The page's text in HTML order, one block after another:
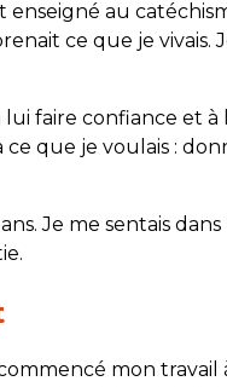
enseigné au
ce que je vivais.
lui faire confiance
ce que je voulais :
ans. Je me sentais
commencé mon travail